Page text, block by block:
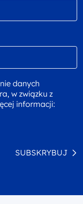
danych
w związku z
informacji:
SUBSKRYBUJ